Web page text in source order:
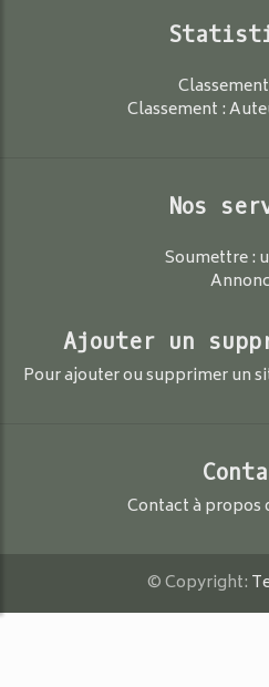
Classement :
Nos
Soumettre :
Ajouter un
Pour ajouter ou supprimer un
Contact à propos
© Copyright: